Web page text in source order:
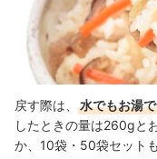
戻す際は、 水でもお湯
したときの量は260gと
か、10袋・50袋セット